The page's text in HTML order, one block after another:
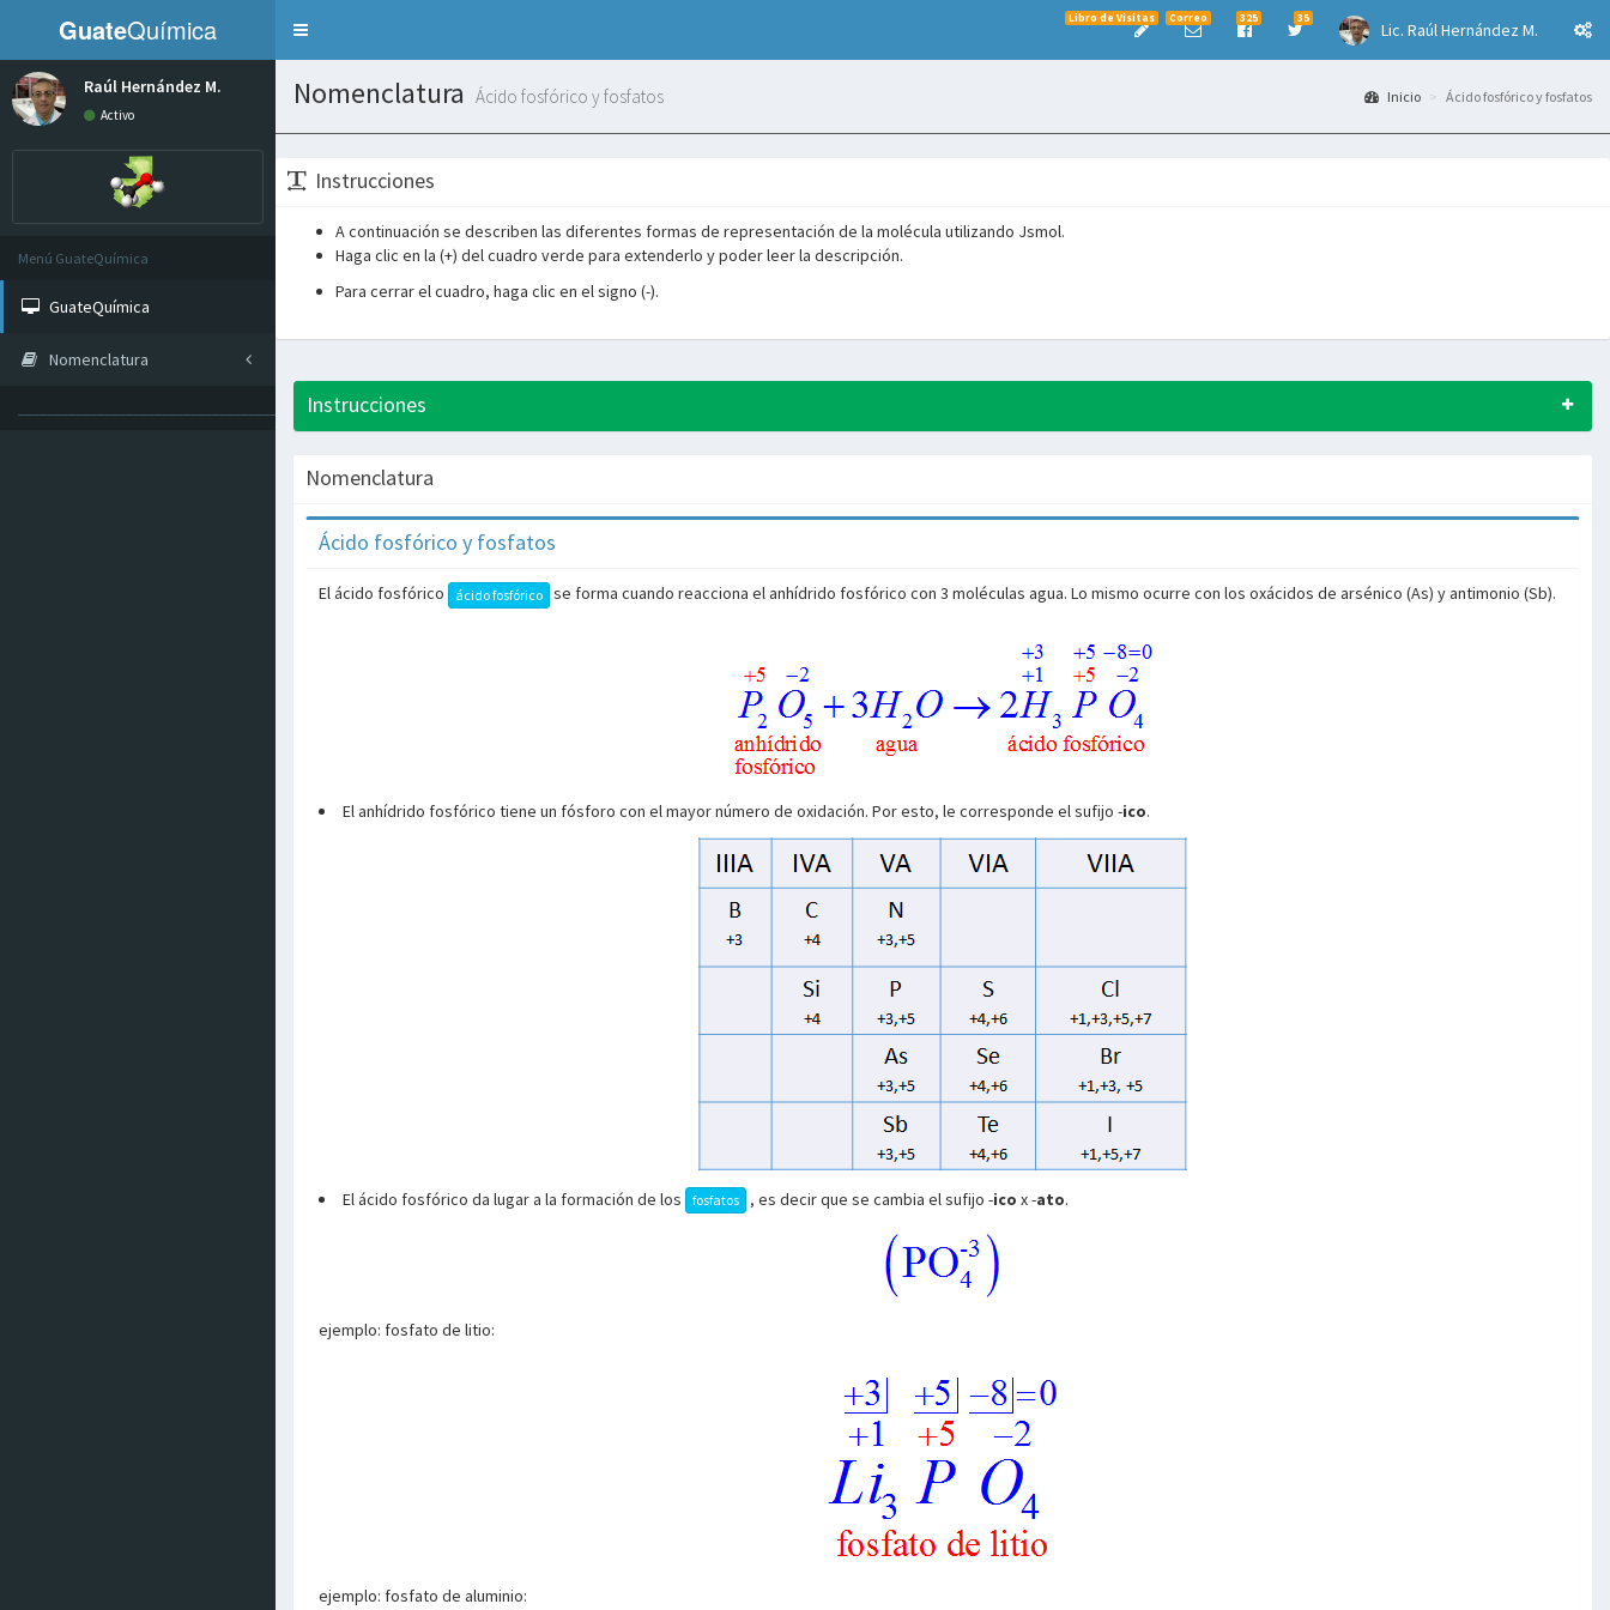
GuateQuímica
Toggle
Libro de Visitas Correo 325 35
Lic. Raúl Hernández M.
Raúl Hernández M.
Activo
Menú GuateQuímica
GuateQuímica
Nomenclatura
______________________________________________
Nomenclatura Ácido fosfórico y fosfatos Inicio Ácido fosfórico y fosfatos
Instrucciones
A continuación se describen las diferentes formas de representación de la molécula utilizando Jsmol.
Haga clic en la (+) del cuadro verde para extenderlo y poder leer la descripción.
Para cerrar el cuadro, haga clic en el signo (-).
Instrucciones
Nomenclatura
Ácido fosfórico y fosfatos
El ácido fosfórico ácido fosfórico se forma cuando reacciona el anhídrido fosfórico con 3 moléculas agua. Lo mismo ocurre con los oxácidos de arsénico (As) y antimonio (Sb).
El anhídrido fosfórico tiene un fósforo con el mayor número de oxidación. Por esto, le corresponde el sufijo -ico.
El ácido fosfórico da lugar a la formación de los fosfatos , es decir que se cambia el sufijo -ico x -ato.
ejemplo: fosfato de litio:
ejemplo: fosfato de aluminio: